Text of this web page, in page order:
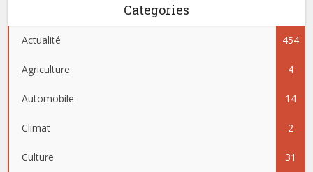
Categories
Actualité 454
Agriculture 4
Automobile 14
Climat 2
Culture 31